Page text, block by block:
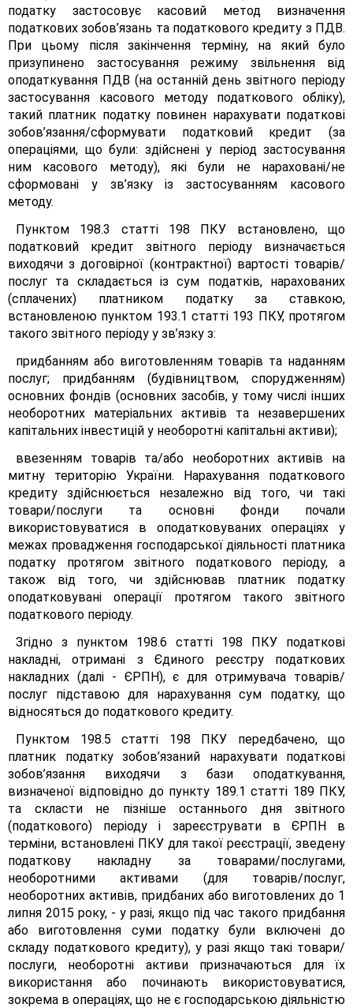
податку застосовує касовий метод визначення
податкових зобов’язань та податкового кредиту з ПДВ.
При цьому після закінчення терміну, на який було
призупинено застосування режиму звільнення від
оподаткування ПДВ (на останній день звітного періоду
застосування касового методу податкового обліку),
такий платник податку повинен нарахувати податкові
зобов’язання/сформувати податковий кредит (за
операціями, що були: здійснені у період застосування
ним касового методу), які були не нараховані/не
сформовані у зв’язку із застосуванням касового
методу.
Пунктом 198.3 статті 198 ПКУ встановлено, що
податковий кредит звітного періоду визначається
виходячи з договірної (контрактної) вартості товарів/
послуг та складається із сум податків, нарахованих
(сплачених) платником податку за ставкою,
встановленою пунктом 193.1 статті 193 ПКУ, протягом
такого звітного періоду у зв’язку з:
придбанням або виготовленням товарів та наданням
послуг; придбанням (будівництвом, спорудженням)
основних фондів (основних засобів, у тому числі інших
необоротних матеріальних активів та незавершених
капітальних інвестицій у необоротні капітальні активи);
ввезенням товарів та/або необоротних активів на
митну територію України. Нарахування податкового
кредиту здійснюється незалежно від того, чи такі
товари/послуги та основні фонди почали
використовуватися в оподатковуваних операціях у
межах провадження господарської діяльності платника
податку протягом звітного податкового періоду, а
також від того, чи здійснював платник податку
оподатковувані операції протягом такого звітного
податкового періоду.
Згідно з пунктом 198.6 статті 198 ПКУ податкові
накладні, отримані з Єдиного реєстру податкових
накладних (далі - ЄРПН), є для отримувача товарів/
послуг підставою для нарахування сум податку, що
відносяться до податкового кредиту.
Пунктом 198.5 статті 198 ПКУ передбачено, що
платник податку зобов’язаний нарахувати податкові
зобов’язання виходячи з бази оподаткування,
визначеної відповідно до пункту 189.1 статті 189 ПКУ,
та скласти не пізніше останнього дня звітного
(податкового) періоду і зареєструвати в ЄРПН в
терміни, встановлені ПКУ для такої реєстрації, зведену
податкову накладну за товарами/послугами,
необоротними активами (для товарів/послуг,
необоротних активів, придбаних або виготовлених до 1
липня 2015 року, - у разі, якщо під час такого придбання
або виготовлення суми податку були включені до
складу податкового кредиту), у разі якщо такі товари/
послуги, необоротні активи призначаються для їх
використання або починають використовуватися,
зокрема в операціях, що не є господарською діяльністю